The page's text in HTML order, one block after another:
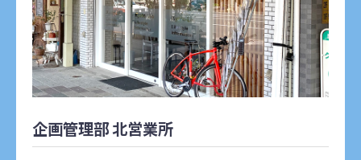
企画管理部 北営業所